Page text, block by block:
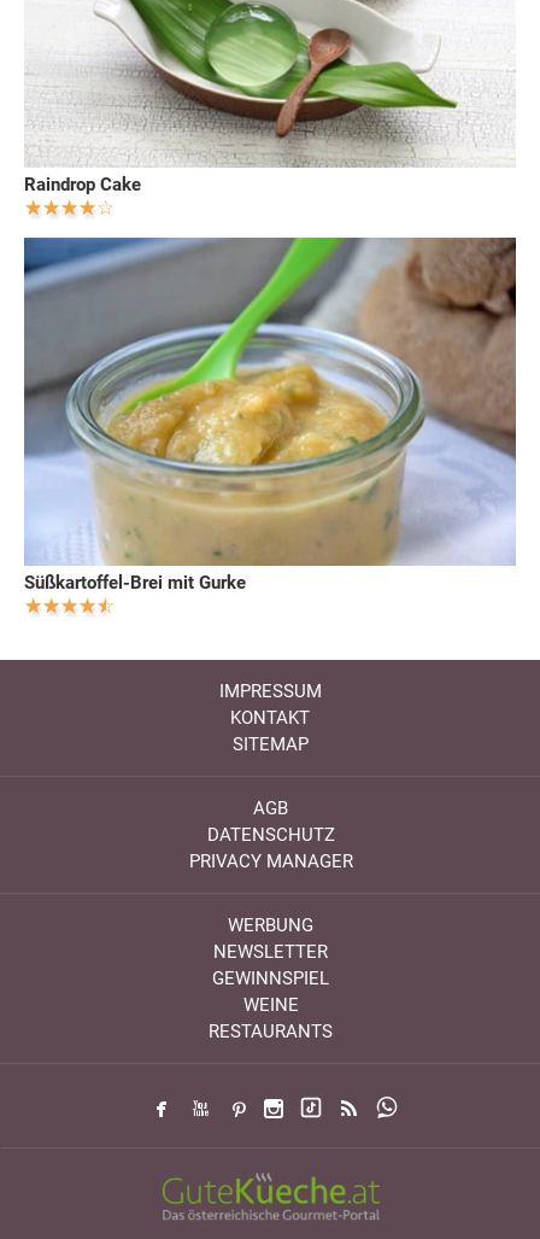
Raindrop Cake
Süßkartoffel-Brei mit Gurke
IMPRESSUM
KONTAKT
SITEMAP
AGB
DATENSCHUTZ
PRIVACY MANAGER
WERBUNG
NEWSLETTER
GEWINNSPIEL
WEINE
RESTAURANTS